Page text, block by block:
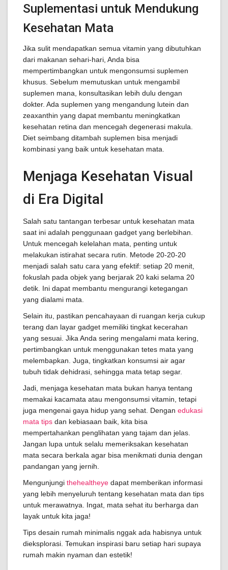
Suplementasi untuk Mendukung
Kesehatan Mata
Jika sulit mendapatkan semua vitamin yang dibutuhkan
dari makanan sehari-hari, Anda bisa
mempertimbangkan untuk mengonsumsi suplemen
khusus. Sebelum memutuskan untuk mengambil
suplemen mana, konsultasikan lebih dulu dengan
dokter. Ada suplemen yang mengandung lutein dan
zeaxanthin yang dapat membantu meningkatkan
kesehatan retina dan mencegah degenerasi makula.
Diet seimbang ditambah suplemen bisa menjadi
kombinasi yang baik untuk kesehatan mata.
Menjaga Kesehatan Visual
di Era Digital
Salah satu tantangan terbesar untuk kesehatan mata
saat ini adalah penggunaan gadget yang berlebihan.
Untuk mencegah kelelahan mata, penting untuk
melakukan istirahat secara rutin. Metode 20-20-20
menjadi salah satu cara yang efektif: setiap 20 menit,
fokuslah pada objek yang berjarak 20 kaki selama 20
detik. Ini dapat membantu mengurangi ketegangan
yang dialami mata.
Selain itu, pastikan pencahayaan di ruangan kerja cukup
terang dan layar gadget memiliki tingkat kecerahan
yang sesuai. Jika Anda sering mengalami mata kering,
pertimbangkan untuk menggunakan tetes mata yang
melembapkan. Juga, tingkatkan konsumsi air agar
tubuh tidak dehidrasi, sehingga mata tetap segar.
Jadi, menjaga kesehatan mata bukan hanya tentang
memakai kacamata atau mengonsumsi vitamin, tetapi
juga mengenai gaya hidup yang sehat. Dengan edukasi
mata tips dan kebiasaan baik, kita bisa
mempertahankan penglihatan yang tajam dan jelas.
Jangan lupa untuk selalu memeriksakan kesehatan
mata secara berkala agar bisa menikmati dunia dengan
pandangan yang jernih.
Mengunjungi thehealtheye dapat memberikan informasi
yang lebih menyeluruh tentang kesehatan mata dan tips
untuk merawatnya. Ingat, mata sehat itu berharga dan
layak untuk kita jaga!
Tips desain rumah minimalis nggak ada habisnya untuk
dieksplorasi. Temukan inspirasi baru setiap hari supaya
rumah makin nyaman dan estetik!